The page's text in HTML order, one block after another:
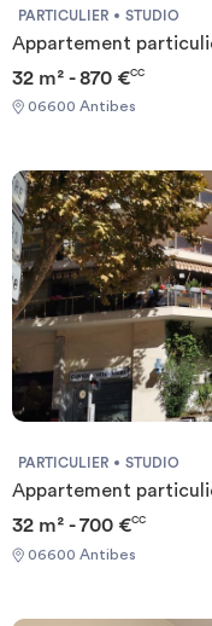
PARTICULIER STUDIO
Appartement
32 m² - 870 €CC
06600 Antibes
PARTICULIER STUDIO
Appartement
32 m² - 700 €CC
06600 Antibes